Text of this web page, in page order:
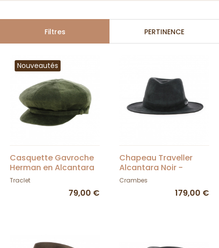
Filtres PERTINENCE
Nouveautés
Casquette Gavroche
Herman en Alcantara
Kaki - Traclet
Traclet
79,00 €
Chapeau Traveller
Alcantara Noir -
Crambes
Crambes
179,00 €